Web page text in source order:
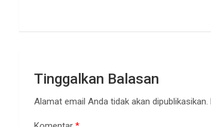
Tinggalkan Balasan
Alamat email Anda tidak akan dipublikasikan.